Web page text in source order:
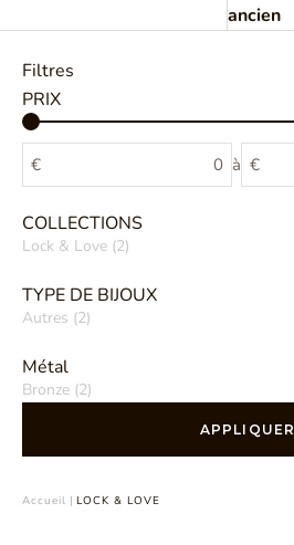
ancien
Filtres
PRIX
€ à €
COLLECTIONS
Lock & Love (2)
TYPE DE BIJOUX
Autres (2)
Métal
Bronze (2)
APPLIQUER
Accueil | LOCK & LOVE